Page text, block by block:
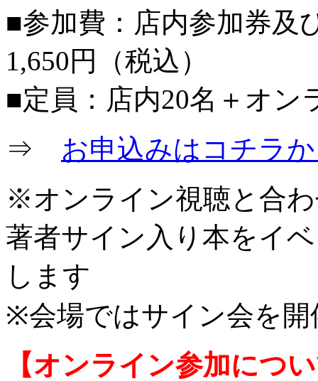
■参加費：店内参加券及
1,650円（税込）
■定員：店内20名＋オン
⇒ お申込みはコチラ
※オンライン視聴と合
著者サイン入り本をイ
します
※会場ではサイン会を開
【オンライン参加につ